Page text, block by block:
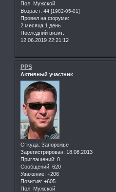
Пол: Мужской
Возраст: 44 [1982-05-01]
Провел на форуме:
2 месяца 1 день
Последний визит:
12.06.2019 22:21:12
PPS
Активный участник
Откуда: Запорожье
Зарегистрирован: 18.08.2013
Приглашений: 0
Сообщений: 620
Уважение: +206
Позитив: +605
Пол: Мужской